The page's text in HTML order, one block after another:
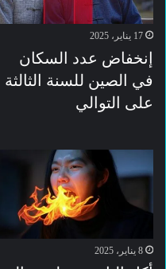
17 يناير، 2025
إنخفاض عدد السكان
في الصين للسنة الثالثة
على التوالي
8 يناير، 2025